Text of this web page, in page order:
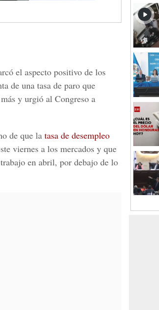
el aspecto positivo de los
de una tasa de paro que
y urgió al Congreso a
de que la tasa de desempleo
viernes a los mercados y que
en abril, por debajo de lo